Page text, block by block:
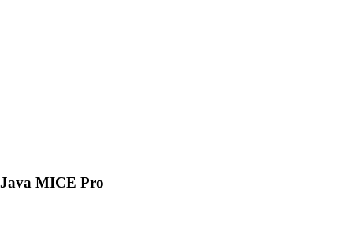
Java MICE Pro